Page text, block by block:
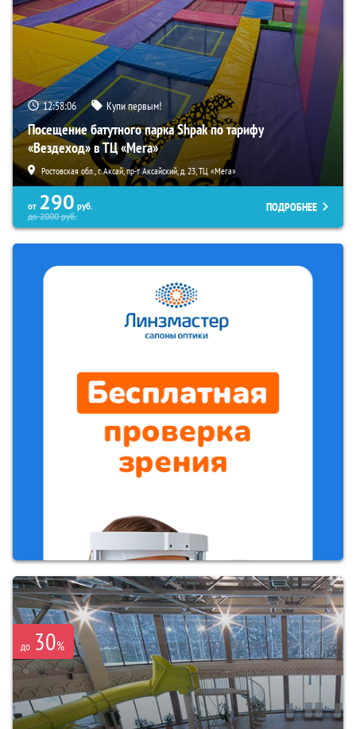
12:58:05 Купи первым!
Посещение батутного парка Shpak по тарифу
«Вездеход» в ТЦ «Мега»
Ростовская обл., г. Аксай, пр-т Аксайский, д. 23, ТЦ «Мега»
от 290 руб.
до2000руб.
ПОДРОБНЕЕ
до 30%